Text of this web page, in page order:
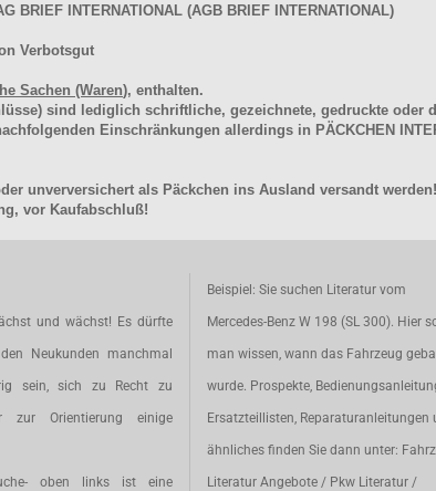
INTERNATIONAL (AGB BRIEF INTERNATIONAL)
Verbotsgut
Sachen (Waren), enthalten.
sind lediglich schriftliche, gezeichnete, gedruckte oder
Einschränkungen allerdings in PÄCKCHEN
unverversichert als Päckchen ins Ausland versandt
vor Kaufabschluß!
und wächst! Es dürfte
Neukunden manchmal
sein, sich zu Recht zu
zur Orientierung einige
oben links ist eine
Beispiel: Sie suchen Literatur vom
Mercedes-Benz W 198 (SL 300). Hier
man wissen, wann das Fahrzeug
wurde. Prospekte,
Ersatzteillisten, Reparaturanleitungen
ähnliches finden Sie dann unter:
Literatur Angebote / Pkw Literatur /